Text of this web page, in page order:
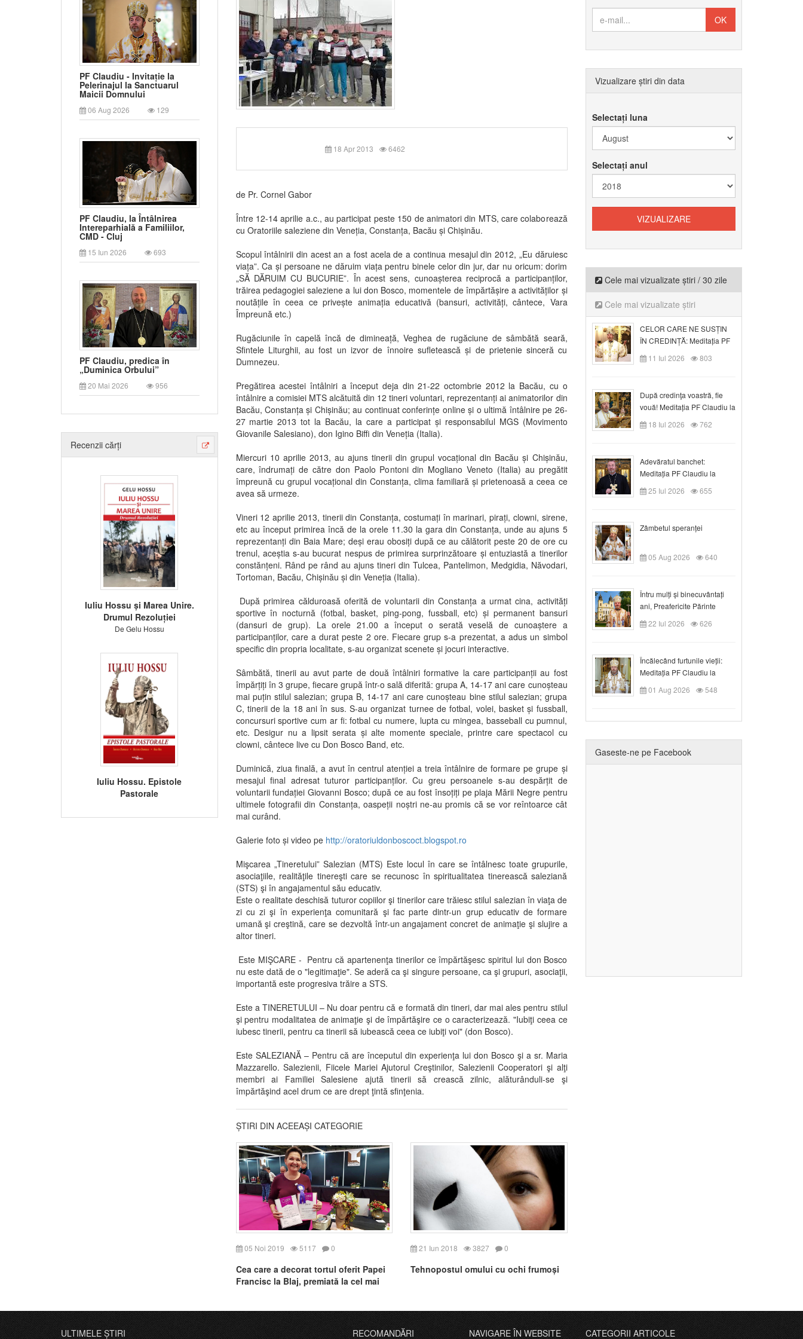
PF Claudiu - Invitație la
Pelerinajul la Sanctuarul
Maicii Domnului
06 Aug 2026 129
PF Claudiu, la Întâlnirea
Intereparhială a Familiilor,
CMD - Cluj
15 Iun 2026 693
PF Claudiu, predica în
„Duminica Orbului”
20 Mai 2026 956
Recenzii cărți
Iuliu Hossu și Marea Unire.
Drumul Rezoluției
De Gelu Hossu
Iuliu Hossu. Epistole
Pastorale
18 Apr 2013 6462
de Pr. Cornel Gabor
Între 12-14 aprilie a.c., au participat peste 150 de animatori din MTS, care colaborează
cu Oratoriile saleziene din Veneția, Constanța, Bacău și Chișinău.
Scopul întâlnirii din acest an a fost acela de a continua mesajul din 2012, „Eu dăruiesc
viața”. Ca și persoane ne dăruim viața pentru binele celor din jur, dar nu oricum: dorim
„SĂ DĂRUIM CU BUCURIE”. În acest sens, cunoașterea reciprocă a participanților,
trăirea pedagogiei saleziene a lui don Bosco, momentele de împărtășire a activităților și
noutățile în ceea ce privește animația educativă (bansuri, activități, cântece, Vara
Împreună etc.)
Rugăciunile în capelă încă de dimineață, Veghea de rugăciune de sâmbătă seară,
Sfintele Liturghii, au fost un izvor de înnoire sufletească și de prietenie sinceră cu
Dumnezeu.
Pregătirea acestei întâlniri a început deja din 21-22 octombrie 2012 la Bacău, cu o
întâlnire a comisiei MTS alcătuită din 12 tineri voluntari, reprezentanți ai animatorilor din
Bacău, Constanța și Chișinău; au continuat conferințe online și o ultimă întâlnire pe 26-
27 martie 2013 tot la Bacău, la care a participat și responsabilul MGS (Movimento
Giovanile Salesiano), don Igino Biffi din Veneția (Italia).
Miercuri 10 aprilie 2013, au ajuns tinerii din grupul vocațional din Bacău și Chișinău,
care, îndrumați de către don Paolo Pontoni din Mogliano Veneto (Italia) au pregătit
împreună cu grupul vocațional din Constanța, clima familiară și prietenoasă a ceea ce
avea să urmeze.
Vineri 12 aprilie 2013, tinerii din Constanța, costumați în marinari, pirați, clowni, sirene,
etc au început primirea încă de la orele 11.30 la gara din Constanța, unde au ajuns 5
reprezentanți din Baia Mare; deși erau obosiți după ce au călătorit peste 20 de ore cu
trenul, aceștia s-au bucurat nespus de primirea surprinzătoare și entuziastă a tinerilor
constănțeni. Rând pe rând au ajuns tineri din Tulcea, Pantelimon, Medgidia, Năvodari,
Tortoman, Bacău, Chișinău și din Veneția (Italia).
După primirea călduroasă oferită de voluntarii din Constanța a urmat cina, activități
sportive în nocturnă (fotbal, basket, ping-pong, fussball, etc) și permanent bansuri
(dansuri de grup). La orele 21.00 a început o serată veselă de cunoaștere a
participanților, care a durat peste 2 ore. Fiecare grup s-a prezentat, a adus un simbol
specific din propria localitate, s-au organizat scenete și jocuri interactive.
Sâmbătă, tinerii au avut parte de două întâlniri formative la care participanții au fost
împărțiți în 3 grupe, fiecare grupă într-o sală diferită: grupa A, 14-17 ani care cunoșteau
mai puțin stilul salezian; grupa B, 14-17 ani care cunoșteau bine stilul salezian; grupa
C, tinerii de la 18 ani în sus. S-au organizat turnee de fotbal, volei, basket și fussball,
concursuri sportive cum ar fi: fotbal cu numere, lupta cu mingea, basseball cu pumnul,
etc. Desigur nu a lipsit serata și alte momente speciale, printre care spectacol cu
clowni, cântece live cu Don Bosco Band, etc.
Duminică, ziua finală, a avut în centrul atenției a treia întâlnire de formare pe grupe și
mesajul final adresat tuturor participanților. Cu greu persoanele s-au despărțit de
voluntarii fundației Giovanni Bosco; după ce au fost însoțiți pe plaja Mării Negre pentru
ultimele fotografii din Constanța, oaspeții noștri ne-au promis că se vor reîntoarce cât
mai curând.
Galerie foto și video pe http://oratoriuldonboscoct.blogspot.ro
Mişcarea „Tineretului” Salezian (MTS) Este locul în care se întâlnesc toate grupurile,
asociaţiile, realităţile tinereşti care se recunosc în spiritualitatea tinerească saleziană
(STS) şi în angajamentul său educativ.
Este o realitate deschisă tuturor copiilor şi tinerilor care trăiesc stilul salezian în viaţa de
zi cu zi şi în experienţa comunitară şi fac parte dintr-un grup educativ de formare
umană şi creştină, care se dezvoltă într-un angajament concret de animaţie şi slujire a
altor tineri.
Este MIŞCARE - Pentru că apartenenţa tinerilor ce împărtăşesc spiritul lui don Bosco
nu este dată de o "legitimaţie". Se aderă ca şi singure persoane, ca şi grupuri, asociaţii,
importantă este progresiva trăire a STS.
Este a TINERETULUI – Nu doar pentru că e formată din tineri, dar mai ales pentru stilul
şi pentru modalitatea de animaţie şi de împărtăşire ce o caracterizează. "Iubiţi ceea ce
iubesc tinerii, pentru ca tinerii să iubească ceea ce iubiţi voi" (don Bosco).
Este SALEZIANĂ – Pentru că are începutul din experienţa lui don Bosco şi a sr. Maria
Mazzarello. Salezienii, Fiicele Mariei Ajutorul Creştinilor, Salezienii Cooperatori şi alţi
membri ai Familiei Salesiene ajută tinerii să crească zilnic, alăturânduli-se şi
împărtăşind acel drum ce are drept ţintă sfinţenia.
ȘTIRI DIN ACEEAȘI CATEGORIE
05 Noi 2019 5117 0
Cea care a decorat tortul oferit Papei
Francisc la Blaj, premiată la cel mai
21 Iun 2018 3827 0
Tehnopostul omului cu ochi frumoși
Vizualizare știri din data
Selectați luna
Selectați anul
Cele mai vizualizate știri / 30 zile
Cele mai vizualizate știri
CELOR CARE NE SUSȚIN
ÎN CREDINȚĂ: Meditația PF
Claudiu la Duminica a VI-a
după Rusalii
11 Iul 2026 803
După credinţa voastră, fie
vouă! Meditația PF Claudiu la
duminica a VII-a după Rusalii
18 Iul 2026 762
Adevăratul banchet:
Meditația PF Claudiu la
Duminica a VIII-a după
Rusalii
25 Iul 2026 655
Zâmbetul speranței
05 Aug 2026 640
Întru mulți și binecuvântați
ani, Preafericite Părinte
Claudiu!
22 Iul 2026 626
Încălecând furtunile vieții:
Meditația PF Claudiu la
Duminica a IX-a după Rusalii
01 Aug 2026 548
Gaseste-ne pe Facebook
ULTIMELE ȘTIRI RECOMANDĂRI NAVIGARE ÎN WEBSITE CATEGORII ARTICOLE